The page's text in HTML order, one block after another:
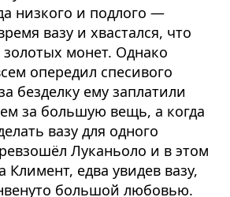
низкого и подлого —
вазу и хвастался, что
монет. Однако
опередил спесивого
безделку ему заплатили
за большую вещь, а когда
вазу для одного
Луканьоло и в этом
Климент, едва увидев вазу,
большой любовью.